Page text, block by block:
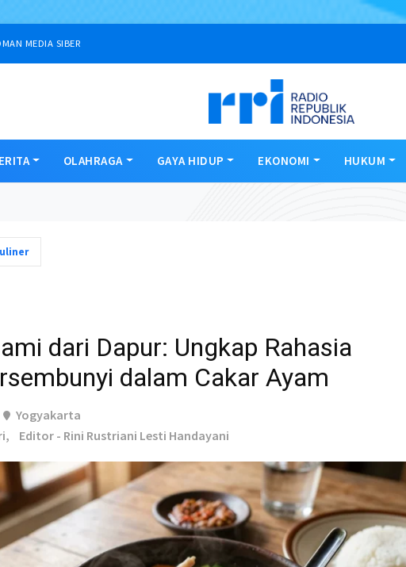
MEDIA SIBER
OLAHRAGA GAYA HIDUP EKONOMI HUKUM
dari Dapur: Ungkap Rahasia
dalam Cakar Ayam
Yogyakarta
Editor - Rini Rustriani Lesti Handayani